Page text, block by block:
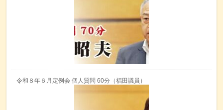
令和８年６月定例会 個人質問 60分（福田議員）